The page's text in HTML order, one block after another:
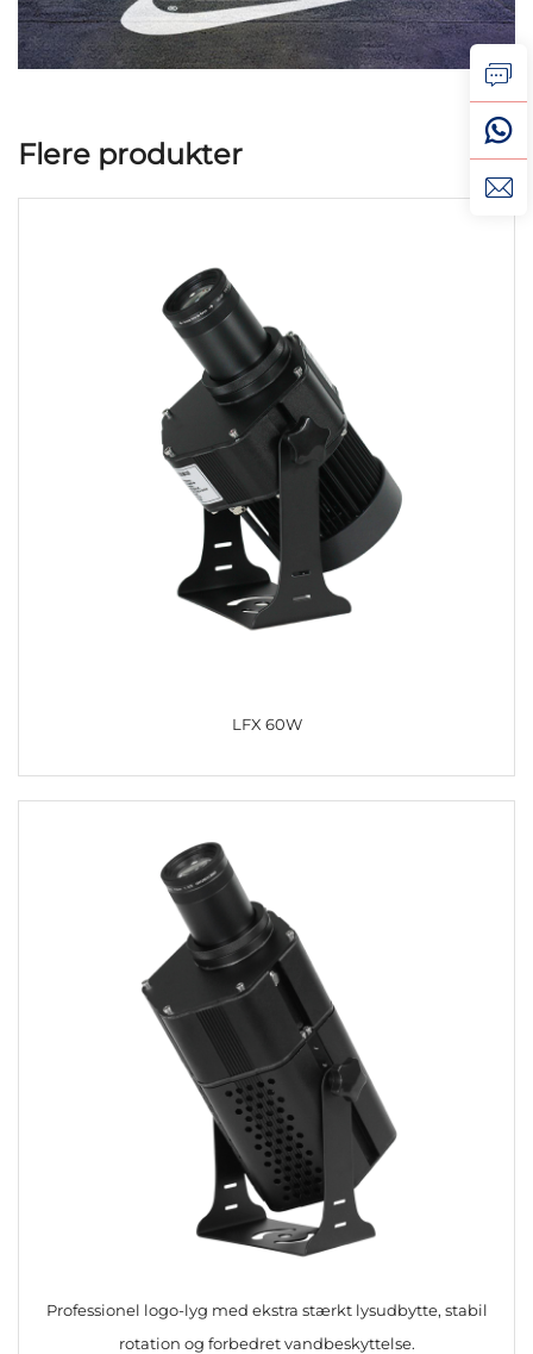
Flere produkter
LFX 60W
Professionel logo-lyg med ekstra stærkt lysudbytte, stabil
rotation og forbedret vandbeskyttelse.